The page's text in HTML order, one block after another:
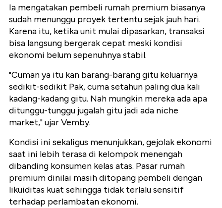
Ia mengatakan pembeli rumah premium biasanya
sudah menunggu proyek tertentu sejak jauh hari.
Karena itu, ketika unit mulai dipasarkan, transaksi
bisa langsung bergerak cepat meski kondisi
ekonomi belum sepenuhnya stabil.
"Cuman ya itu kan barang-barang gitu keluarnya
sedikit-sedikit Pak, cuma setahun paling dua kali
kadang-kadang gitu. Nah mungkin mereka ada apa
ditunggu-tunggu jugalah gitu jadi ada niche
market," ujar Vemby.
Kondisi ini sekaligus menunjukkan, gejolak ekonomi
saat ini lebih terasa di kelompok menengah
dibanding konsumen kelas atas. Pasar rumah
premium dinilai masih ditopang pembeli dengan
likuiditas kuat sehingga tidak terlalu sensitif
terhadap perlambatan ekonomi.